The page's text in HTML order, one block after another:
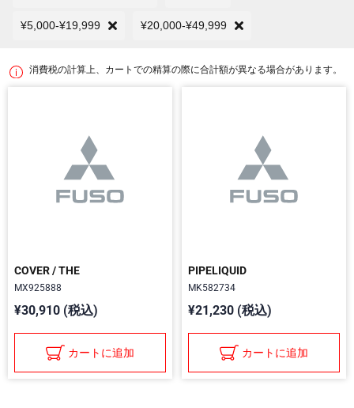
¥5,000-¥19,999 ¥20,000-¥49,999
消費税の計算上、カートでの精算の際に合計額が異なる場合があります。
COVER / THE
MX925888
¥30,910 (税込)
カートに追加
PIPELIQUID
MK582734
¥21,230 (税込)
カートに追加